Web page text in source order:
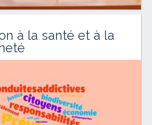
à la santé et à la